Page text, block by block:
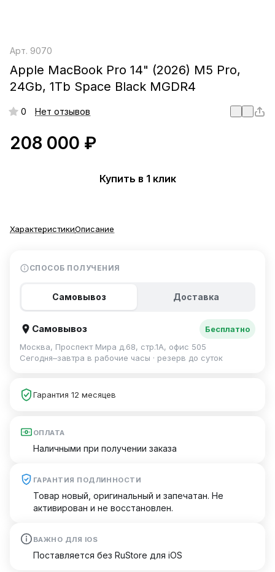
Арт. 9070
Apple MacBook Pro 14" (2026) M5 Pro,
24Gb, 1Tb Space Black MGDR4
0 Нет отзывов
208 000 ₽
Купить в 1 клик
ХарактеристикиОписание
СПОСОБ ПОЛУЧЕНИЯ
Самовывоз Доставка
Самовывоз
Бесплатно
Москва, Проспект Мира д.68, стр.1А, офис 505
Сегодня–завтра в рабочие часы · резерв до суток
Гарантия 12 месяцев
ОПЛАТА
Наличными при получении заказа
ГАРАНТИЯ ПОДЛИННОСТИ
Товар новый, оригинальный и запечатан. Не
активирован и не восстановлен.
ВАЖНО ДЛЯ IOS
Поставляется без RuStore для iOS